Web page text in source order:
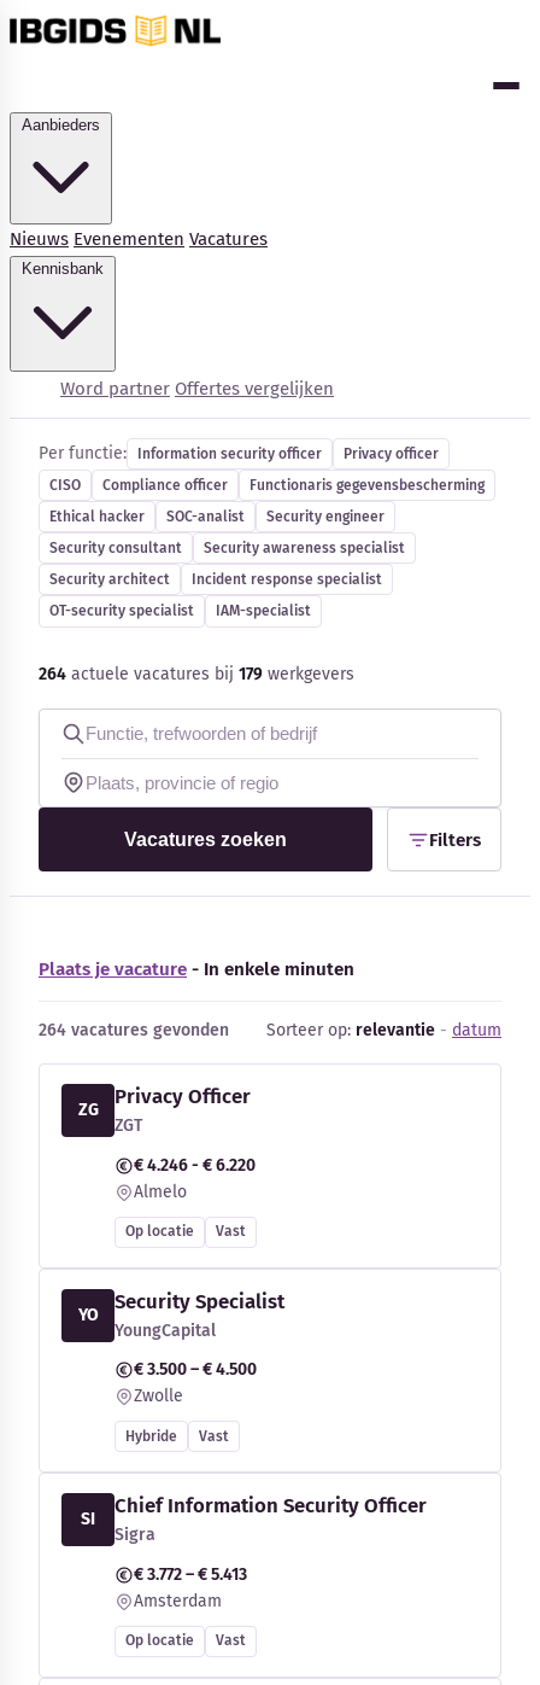
Nieuws Evenementen Vacatures
Word partner Offertes vergelijken
Kennisbank
Blog
Bedrijfsupdates
Externe bronnen
Cybersecurity-vacatures
Per functie: Information security officer
Privacy officer
CISO
Compliance officer
Functionaris gegevensbescherming
Ethical hacker
SOC-analist
Security engineer
Security consultant
Security awareness specialist
Security architect
Incident response specialist
OT-security specialist
IAM-specialist
264 actuele vacatures bij 179 werkgevers
Vacatures zoeken Filters
Plaats je vacature - In enkele minuten
264 vacatures gevonden Sorteer op: relevantie - datum
ZG
Privacy Officer
ZGT
€ 4.246 - € 6.220
Almelo
Op locatie Vast
YO
Security Specialist
YoungCapital
€ 3.500 – € 4.500
Zwolle
Hybride Vast
SI
Chief Information Security Officer
Sigra
€ 3.772 – € 5.413
Amsterdam
Op locatie Vast